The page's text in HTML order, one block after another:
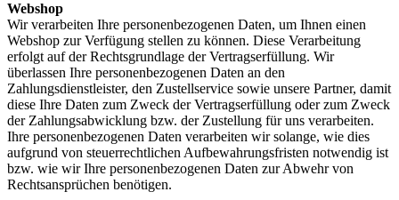
Webshop
Wir verarbeiten Ihre personenbezogenen Daten, um Ihnen einen
Webshop zur Verfügung stellen zu können. Diese Verarbeitung
erfolgt auf der Rechtsgrundlage der Vertragserfüllung. Wir
überlassen Ihre personenbezogenen Daten an den
Zahlungsdienstleister, den Zustellservice sowie unsere Partner, damit
diese Ihre Daten zum Zweck der Vertragserfüllung oder zum Zweck
der Zahlungsabwicklung bzw. der Zustellung für uns verarbeiten.
Ihre personenbezogenen Daten verarbeiten wir solange, wie dies
aufgrund von steuerrechtlichen Aufbewahrungsfristen notwendig ist
bzw. wie wir Ihre personenbezogenen Daten zur Abwehr von
Rechtsansprüchen benötigen.